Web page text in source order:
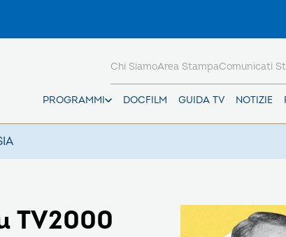
PROGRAMMI DOCFILM GUIDA TV NOTIZIE
Chi SiamoArea StampaComunicati
TV2000